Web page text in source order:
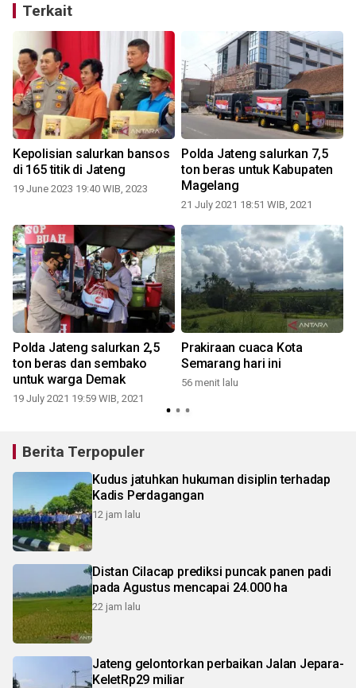
Terkait
Kepolisian salurkan bansos
di 165 titik di Jateng
19 June 2023 19:40 WIB, 2023
Polda Jateng salurkan 7,5
ton beras untuk Kabupaten
Magelang
21 July 2021 18:51 WIB, 2021
Polda Jateng salurkan 2,5
ton beras dan sembako
untuk warga Demak
19 July 2021 19:59 WIB, 2021
Prakiraan cuaca Kota
Semarang hari ini
56 menit lalu
Berita Terpopuler
Kudus jatuhkan hukuman disiplin terhadap
Kadis Perdagangan
12 jam lalu
Distan Cilacap prediksi puncak panen padi
pada Agustus mencapai 24.000 ha
22 jam lalu
Jateng gelontorkan perbaikan Jalan Jepara-
KeletRp29 miliar